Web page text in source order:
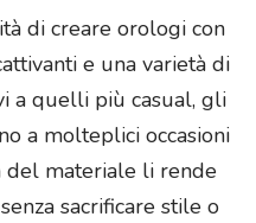
di creare orologi con
e una varietà di
a quelli più casual, gli
a molteplici occasioni
del materiale li rende
sacrificare stile o